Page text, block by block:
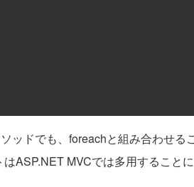
ッドでも、foreachと組み合わせる
ASP.NET MVCでは多用すること